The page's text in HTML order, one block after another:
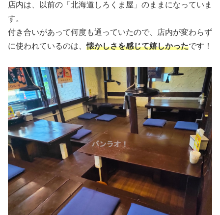
店内は、以前の「北海道しろくま屋」のままになっていま
す。
付き合いがあって何度も通っていたので、店内が変わらず
に使われているのは、懐かしさを感じて嬉しかったです！